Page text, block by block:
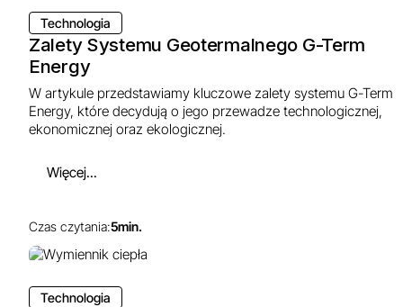
Technologia
Zalety Systemu Geotermalnego G-Term
Energy
W artykule przedstawiamy kluczowe zalety systemu G-Term
Energy, które decydują o jego przewadze technologicznej,
ekonomicznej oraz ekologicznej.
Więcej...
Czas czytania:5min.
Technologia